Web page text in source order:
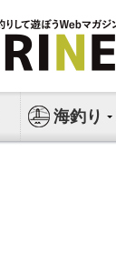
海釣り